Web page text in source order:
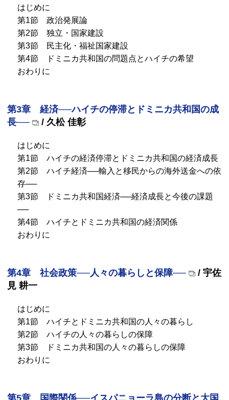
はじめに
第1節 政治発展論
第2節 独立・国家建設
第3節 民主化・福祉国家建設
第4節 ドミニカ共和国の問題点とハイチの希望
おわりに
第3章 経済──ハイチの停滞とドミニカ共和国の成
長──
/ 久松 佳彰
はじめに
第1節 ハイチの経済停滞とドミニカ共和国の経済成長
第2節 ハイチ経済──輸入と移民からの海外送金への依
存──
第3節 ドミニカ共和国経済──経済成長と今後の課題
──
第4節 ハイチとドミニカ共和国の経済関係
おわりに
第4章 社会政策──人々の暮らしと保障──
/ 宇佐
見 耕一
はじめに
第1節 ハイチとドミニカ共和国の人々の暮らし
第2節 ハイチの人々の暮らしの保障
第3節 ドミニカ共和国の人々の暮らしの保障
おわりに
第5章 国際関係──イスパニョーラ島の分断と大国